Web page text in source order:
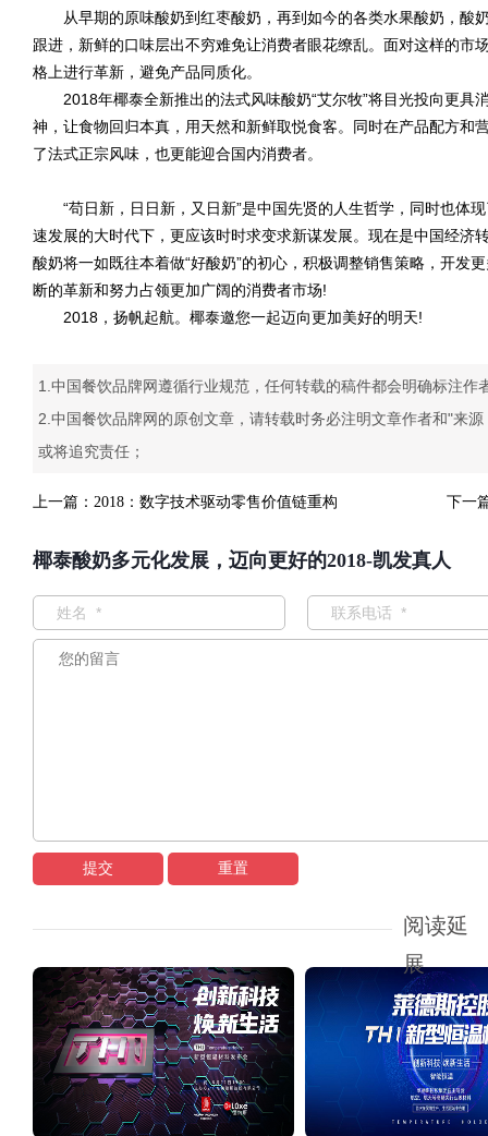
从早期的原味酸奶到红枣酸奶，再到如今的各类水果酸奶，酸
跟进，新鲜的口味层出不穷难免让消费者眼花缭乱。面对这样的市
格上进行革新，避免产品同质化。
2018年椰泰全新推出的法式风味酸奶“艾尔牧”将目光投向更具
神，让食物回归本真，用天然和新鲜取悦食客。同时在产品配方和
了法式正宗风味，也更能迎合国内消费者。
“苟日新，日日新，又日新”是中国先贤的人生哲学，同时也体
速发展的大时代下，更应该时时求变求新谋发展。现在是中国经济
酸奶将一如既往本着做“好酸奶”的初心，积极调整销售策略，开发
断的革新和努力占领更加广阔的消费者市场!
2018，扬帆起航。椰泰邀您一起迈向更加美好的明天!
1.中国餐饮品牌网遵循行业规范，任何转载的稿件都会明确标注作
2.中国餐饮品牌网的原创文章，请转载时务必注明文章作者和"来
或将追究责任；
上一篇： 2018：数字技术驱动零售价值链重构 下一
椰泰酸奶多元化发展，迈向更好的2018-凯发真人
提交 重置
阅读延
展